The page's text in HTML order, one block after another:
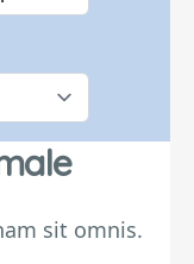
sit omnis.